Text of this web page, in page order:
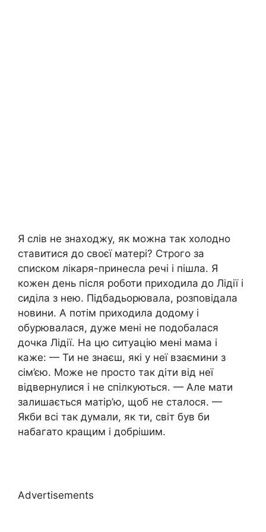
Я слів не знаходжу, як можна так холодно
ставитися до своєї матері? Строго за
списком лікаря-принесла речі і пішла. Я
кожен день після роботи приходила до Лідії і
сиділа з нею. Підбадьорювала, розповідала
новини. А потім приходила додому і
обурювалася, дуже мені не подобалася
дочка Лідії. На цю ситуацію мені мама і
каже: — Ти не знаєш, які у неї взаємини з
сім’єю. Може не просто так діти від неї
відвернулися і не спілкуються. — Але мати
залишається матір’ю, щоб не сталося. —
Якби всі так думали, як ти, світ був би
набагато кращим і добрішим.
Advertisements